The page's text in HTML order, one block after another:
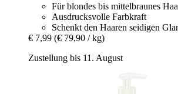
Für blondes bis mittelbraunes
Ausdrucksvolle Farbkraft
Schenkt den Haaren seidigen
€ 7,99 (€ 79,90 / kg)
Zustellung bis 11. August